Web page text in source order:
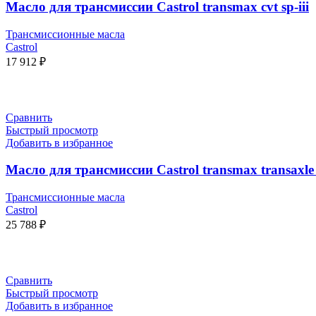
Масло для трансмиссии Castrol transmax cvt sp-iii
Трансмиссионные масла
Castrol
17 912 ₽
Сравнить
Быстрый просмотр
Добавить в избранное
Масло для трансмиссии Castrol transmax transaxle
Трансмиссионные масла
Castrol
25 788 ₽
Сравнить
Быстрый просмотр
Добавить в избранное